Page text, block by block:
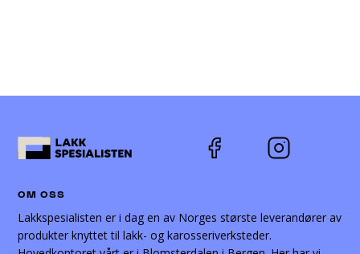
OM OSS
Lakkspesialisten er i dag en av Norges største leverandører av
produkter knyttet til lakk- og karosseriverksteder.